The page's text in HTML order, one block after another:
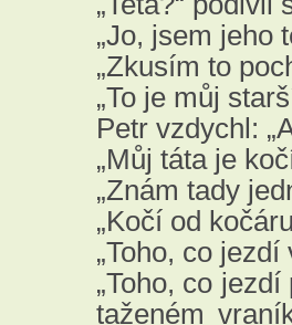
„Jo, jsem jeho
„Zkusím to
„To je můj
Petr vzdychl:
„Můj táta je
„Znám tady
„Kočí od
„Toho, co jezdí
„Toho, co
taženém